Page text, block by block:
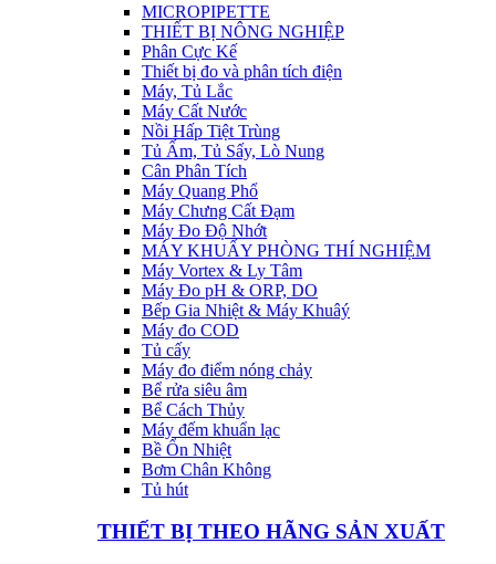
MICROPIPETTE
THIẾT BỊ NÔNG NGHIỆP
Phân Cực Kế
Thiết bị đo và phân tích điện
Máy, Tủ Lắc
Máy Cất Nước
Nồi Hấp Tiệt Trùng
Tủ Ấm, Tủ Sấy, Lò Nung
Cân Phân Tích
Máy Quang Phổ
Máy Chưng Cất Đạm
Máy Đo Độ Nhớt
MÁY KHUẤY PHÒNG THÍ NGHIỆM
Máy Vortex & Ly Tâm
Máy Đo pH & ORP, DO
Bếp Gia Nhiệt & Máy Khuâý
Máy đo COD
Tủ cấy
Máy đo điểm nóng chảy
Bể rửa siêu âm
Bể Cách Thủy
Máy đếm khuẩn lạc
Bề Ổn Nhiệt
Bơm Chân Không
Tủ hút
THIẾT BỊ THEO HÃNG SẢN XUẤT